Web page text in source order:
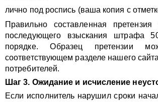
лично под роспись (ваша копия с
Правильно составленная
последующего взыскания штрафа
порядке. Образец претензии
соответствующем разделе нашего
потребителей.
Шаг 3. Ожидание и исчисление
Если исполнитель нарушил сроки